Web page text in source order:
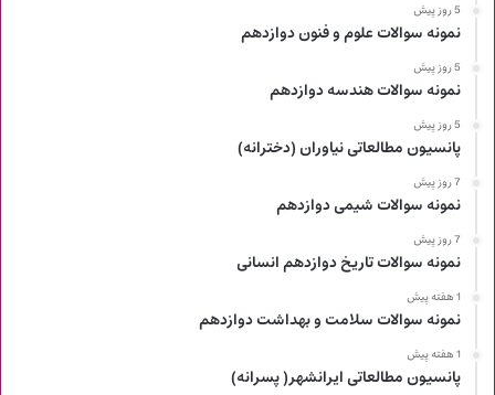
5 روز پیش
نمونه سوالات علوم و فنون دوازدهم
5 روز پیش
نمونه سوالات هندسه دوازدهم
5 روز پیش
پانسیون مطالعاتی نیاوران (دخترانه)
7 روز پیش
نمونه سوالات شیمی دوازدهم
7 روز پیش
نمونه سوالات تاریخ دوازدهم انسانی
1 هفته پیش
نمونه سوالات سلامت و بهداشت دوازدهم
1 هفته پیش
پانسیون مطالعاتی ایرانشهر( پسرانه)